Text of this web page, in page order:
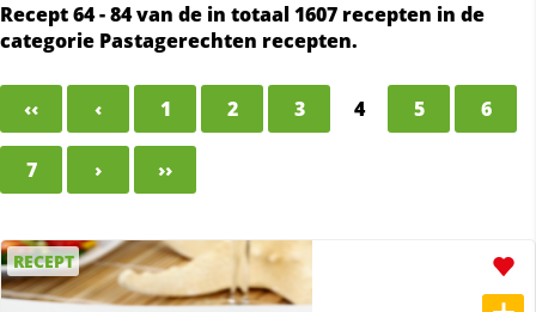
Recept 64 - 84 van de in totaal 1607 recepten in de
categorie Pastagerechten recepten.
‹‹ ‹ 1 2 3 4 5 6
7 › ››
RECEPT